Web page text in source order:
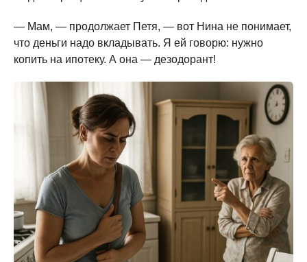
— Мам, — продолжает Петя, — вот Нина не понимает,
что деньги надо вкладывать. Я ей говорю: нужно
копить на ипотеку. А она — дезодорант!